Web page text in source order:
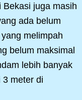
Bekasi juga masih
ada belum
melimpah
belum maksimal
lebih banyak
3 meter di